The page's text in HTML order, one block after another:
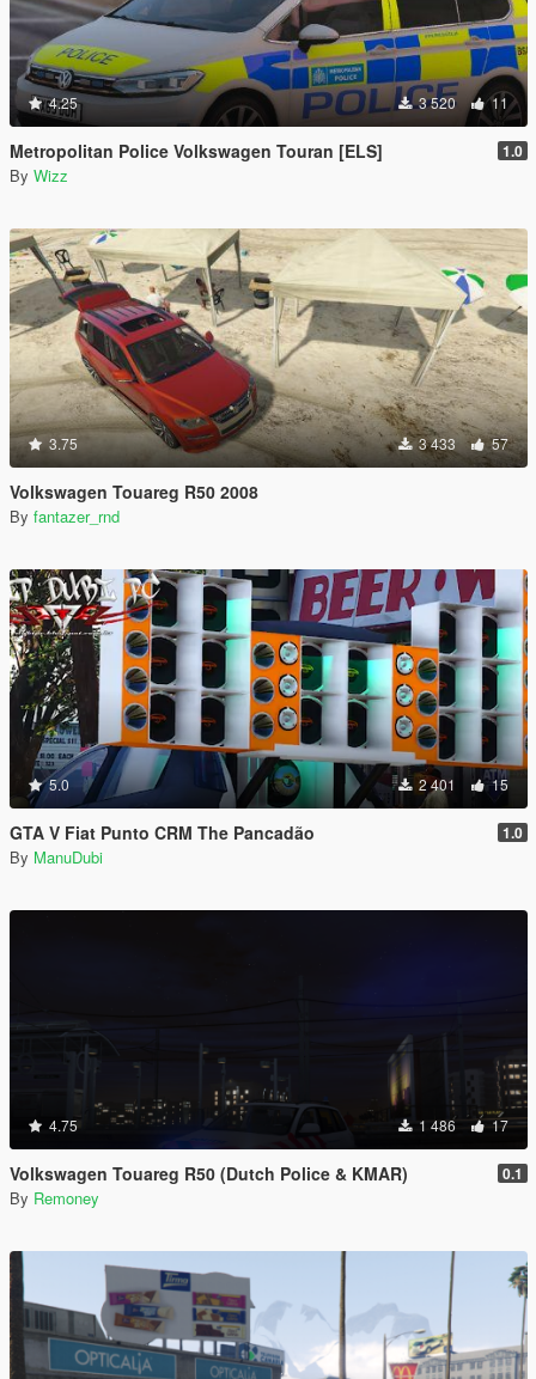
4.25 3 520 11
Metropolitan Police Volkswagen Touran [ELS] 1.0
By Wizz
3.75 3 433 57
Volkswagen Touareg R50 2008
By fantazer_rnd
5.0 2 401 15
GTA V Fiat Punto CRM The Pancadão 1.0
By ManuDubi
4.75 1 486 17
Volkswagen Touareg R50 (Dutch Police & KMAR) 0.1
By Remoney